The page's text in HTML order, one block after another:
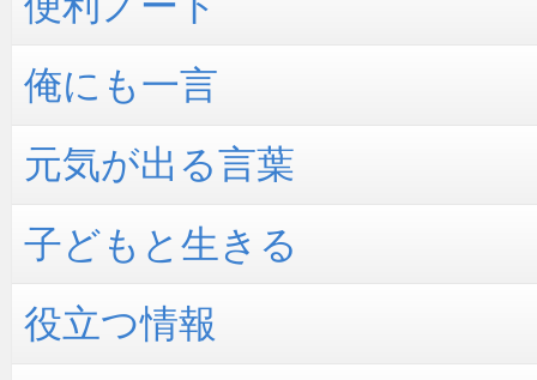
俺にも一言
元気が出る言葉
子どもと生きる
役立つ情報